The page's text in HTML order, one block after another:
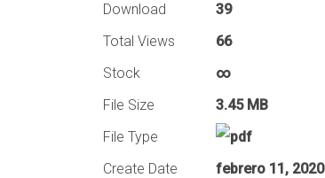
Download
39
Total Views
66
Stock
∞
File Size
3.45 MB
File Type
Create Date
febrero 11, 2020